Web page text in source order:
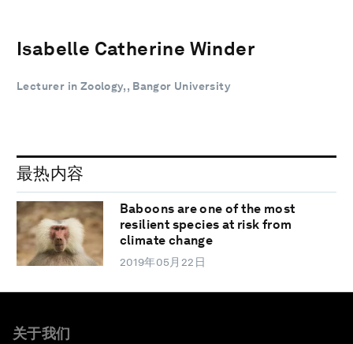
Isabelle Catherine Winder
Lecturer in Zoology, , Bangor University
最热内容
Baboons are one of the most
resilient species at risk from
climate change
2019年05月22日
关于我们